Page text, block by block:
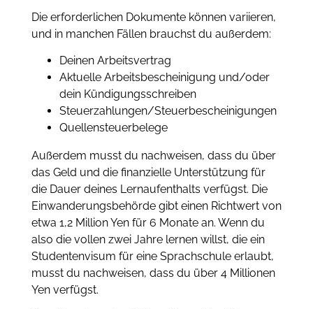
Die erforderlichen Dokumente können variieren,
und in manchen Fällen brauchst du außerdem:
Deinen Arbeitsvertrag
Aktuelle Arbeitsbescheinigung und/oder
dein Kündigungsschreiben
Steuerzahlungen/Steuerbescheinigungen
Quellensteuerbelege
Außerdem musst du nachweisen, dass du über
das Geld und die finanzielle Unterstützung für
die Dauer deines Lernaufenthalts verfügst. Die
Einwanderungsbehörde gibt einen Richtwert von
etwa 1,2 Million Yen für 6 Monate an. Wenn du
also die vollen zwei Jahre lernen willst, die ein
Studentenvisum für eine Sprachschule erlaubt,
musst du nachweisen, dass du über 4 Millionen
Yen verfügst.